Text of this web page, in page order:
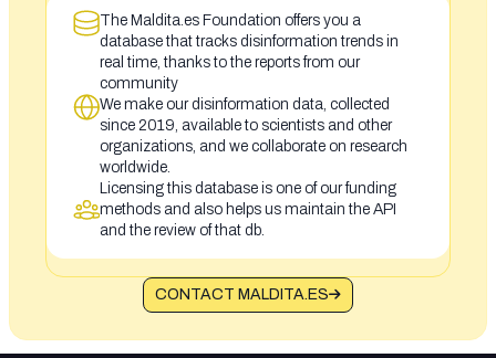
The Maldita.es Foundation offers you a
database that tracks disinformation trends in
real time, thanks to the reports from our
community
We make our disinformation data, collected
since 2019, available to scientists and other
organizations, and we collaborate on research
worldwide.
Licensing this database is one of our funding
methods and also helps us maintain the API
and the review of that db.
CONTACT MALDITA.ES